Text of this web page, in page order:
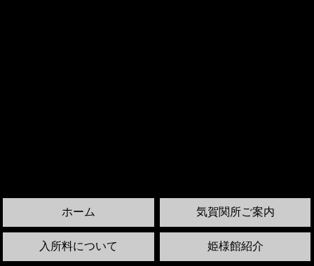
ホーム 気賀関所ご案内
入所料について 姫様館紹介